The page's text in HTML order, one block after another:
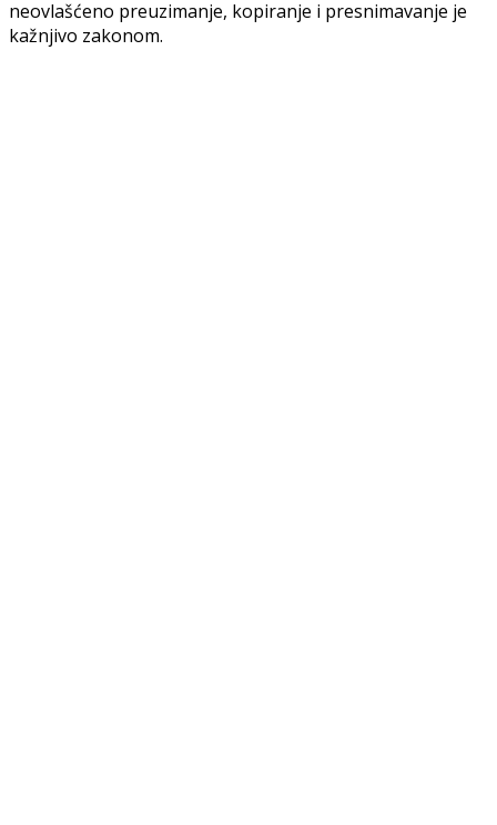
neovlašćeno preuzimanje, kopiranje i presnimavanje je
kažnjivo zakonom.